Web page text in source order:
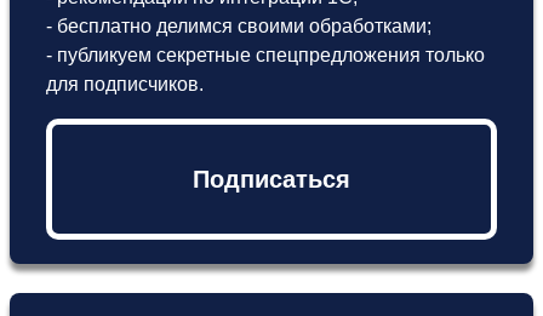
- бесплатно делимся своими обработками;
- публикуем секретные спецпредложения только
для подписчиков.
Подписаться